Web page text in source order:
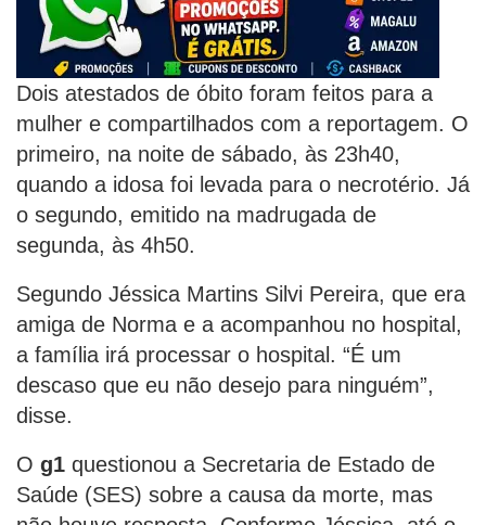
Dois atestados de óbito foram feitos para a
mulher e compartilhados com a reportagem. O
primeiro, na noite de sábado, às 23h40,
quando a idosa foi levada para o necrotério. Já
o segundo, emitido na madrugada de
segunda, às 4h50.
Segundo Jéssica Martins Silvi Pereira, que era
amiga de Norma e a acompanhou no hospital,
a família irá processar o hospital. “É um
descaso que eu não desejo para ninguém”,
disse.
O g1 questionou a Secretaria de Estado de
Saúde (SES) sobre a causa da morte, mas